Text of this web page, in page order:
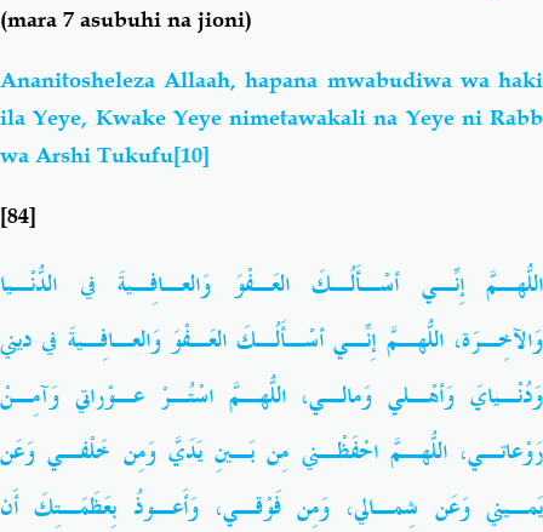
(mara 7 asubuhi na jioni)
Ananitosheleza Allaah, hapana mwabudiwa wa haki
ila Yeye, Kwake Yeye nimetawakali na Yeye ni Rabb
wa Arshi Tukufu[10]
[84]
اللّهُـمَّ إِنِّـي أسْـأَلُـكَ العَـفْوَ وَالعـافِـيةَ في الدُّنْـيا
وَالآخِـرَة، اللّهُـمَّ إِنِّـي أسْـأَلُـكَ العَـفْوَ وَالعـافِـيةَ في ديني
وَدُنْـيايَ وَأهْـلي وَمالـي، اللّهُـمَّ اسْتُـرْ عـوْراتي وَآمِـنْ
رَوْعاتـي، اللّهُـمَّ احْفَظْـني مِن بَـينِ يَدَيَّ وَمِن خَلْفـي وَعَن
يَمـيني وَعَن شِمـالي، وَمِن فَوْقـي، وَأَعـوذُ بِعَظَمَـتِكَ أَن